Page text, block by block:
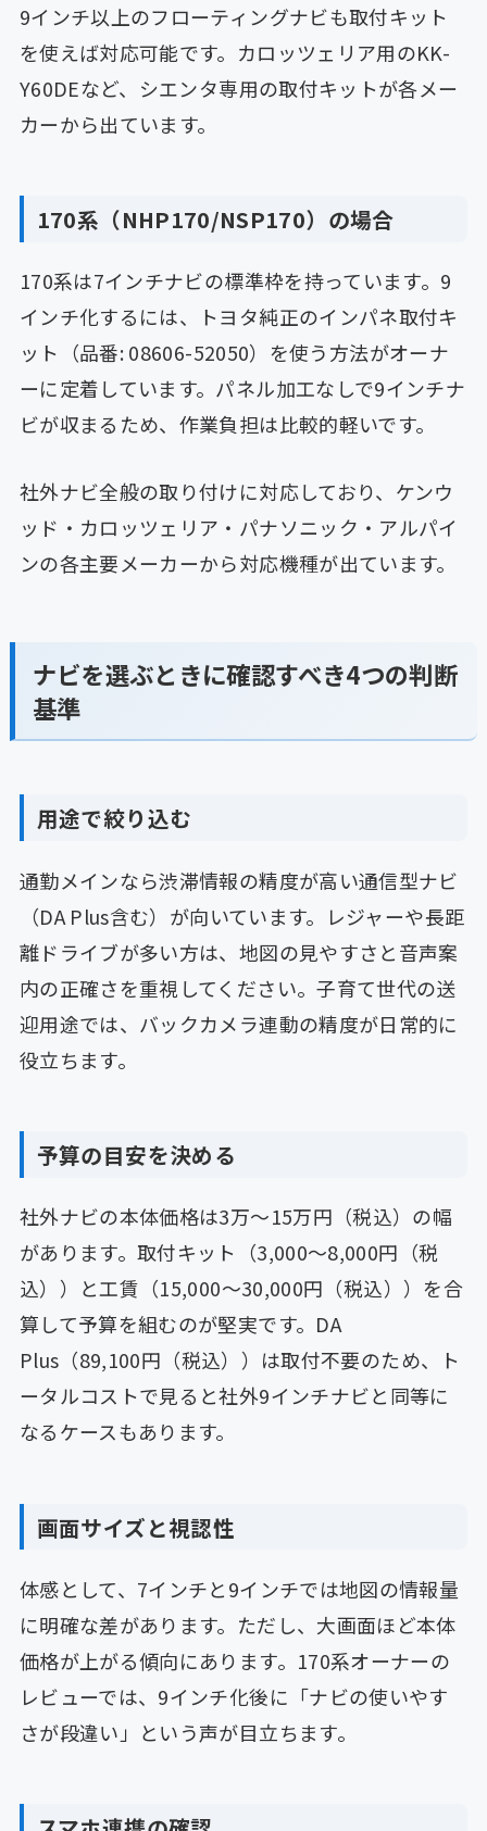
9インチ以上のフローティングナビも取付キット
を使えば対応可能です。カロッツェリア用のKK-
Y60DEなど、シエンタ専用の取付キットが各メー
カーから出ています。
170系（NHP170/NSP170）の場合
170系は7インチナビの標準枠を持っています。9
インチ化するには、トヨタ純正のインパネ取付キ
ット（品番: 08606-52050）を使う方法がオーナ
ーに定着しています。パネル加工なしで9インチナ
ビが収まるため、作業負担は比較的軽いです。
社外ナビ全般の取り付けに対応しており、ケンウ
ッド・カロッツェリア・パナソニック・アルパイ
ンの各主要メーカーから対応機種が出ています。
ナビを選ぶときに確認すべき4つの判断
基準
用途で絞り込む
通勤メインなら渋滞情報の精度が高い通信型ナビ
（DA Plus含む）が向いています。レジャーや長距
離ドライブが多い方は、地図の見やすさと音声案
内の正確さを重視してください。子育て世代の送
迎用途では、バックカメラ連動の精度が日常的に
役立ちます。
予算の目安を決める
社外ナビの本体価格は3万〜15万円（税込）の幅
があります。取付キット（3,000〜8,000円（税
込））と工賃（15,000〜30,000円（税込））を合
算して予算を組むのが堅実です。DA
Plus（89,100円（税込））は取付不要のため、ト
ータルコストで見ると社外9インチナビと同等に
なるケースもあります。
画面サイズと視認性
体感として、7インチと9インチでは地図の情報量
に明確な差があります。ただし、大画面ほど本体
価格が上がる傾向にあります。170系オーナーの
レビューでは、9インチ化後に「ナビの使いやす
さが段違い」という声が目立ちます。